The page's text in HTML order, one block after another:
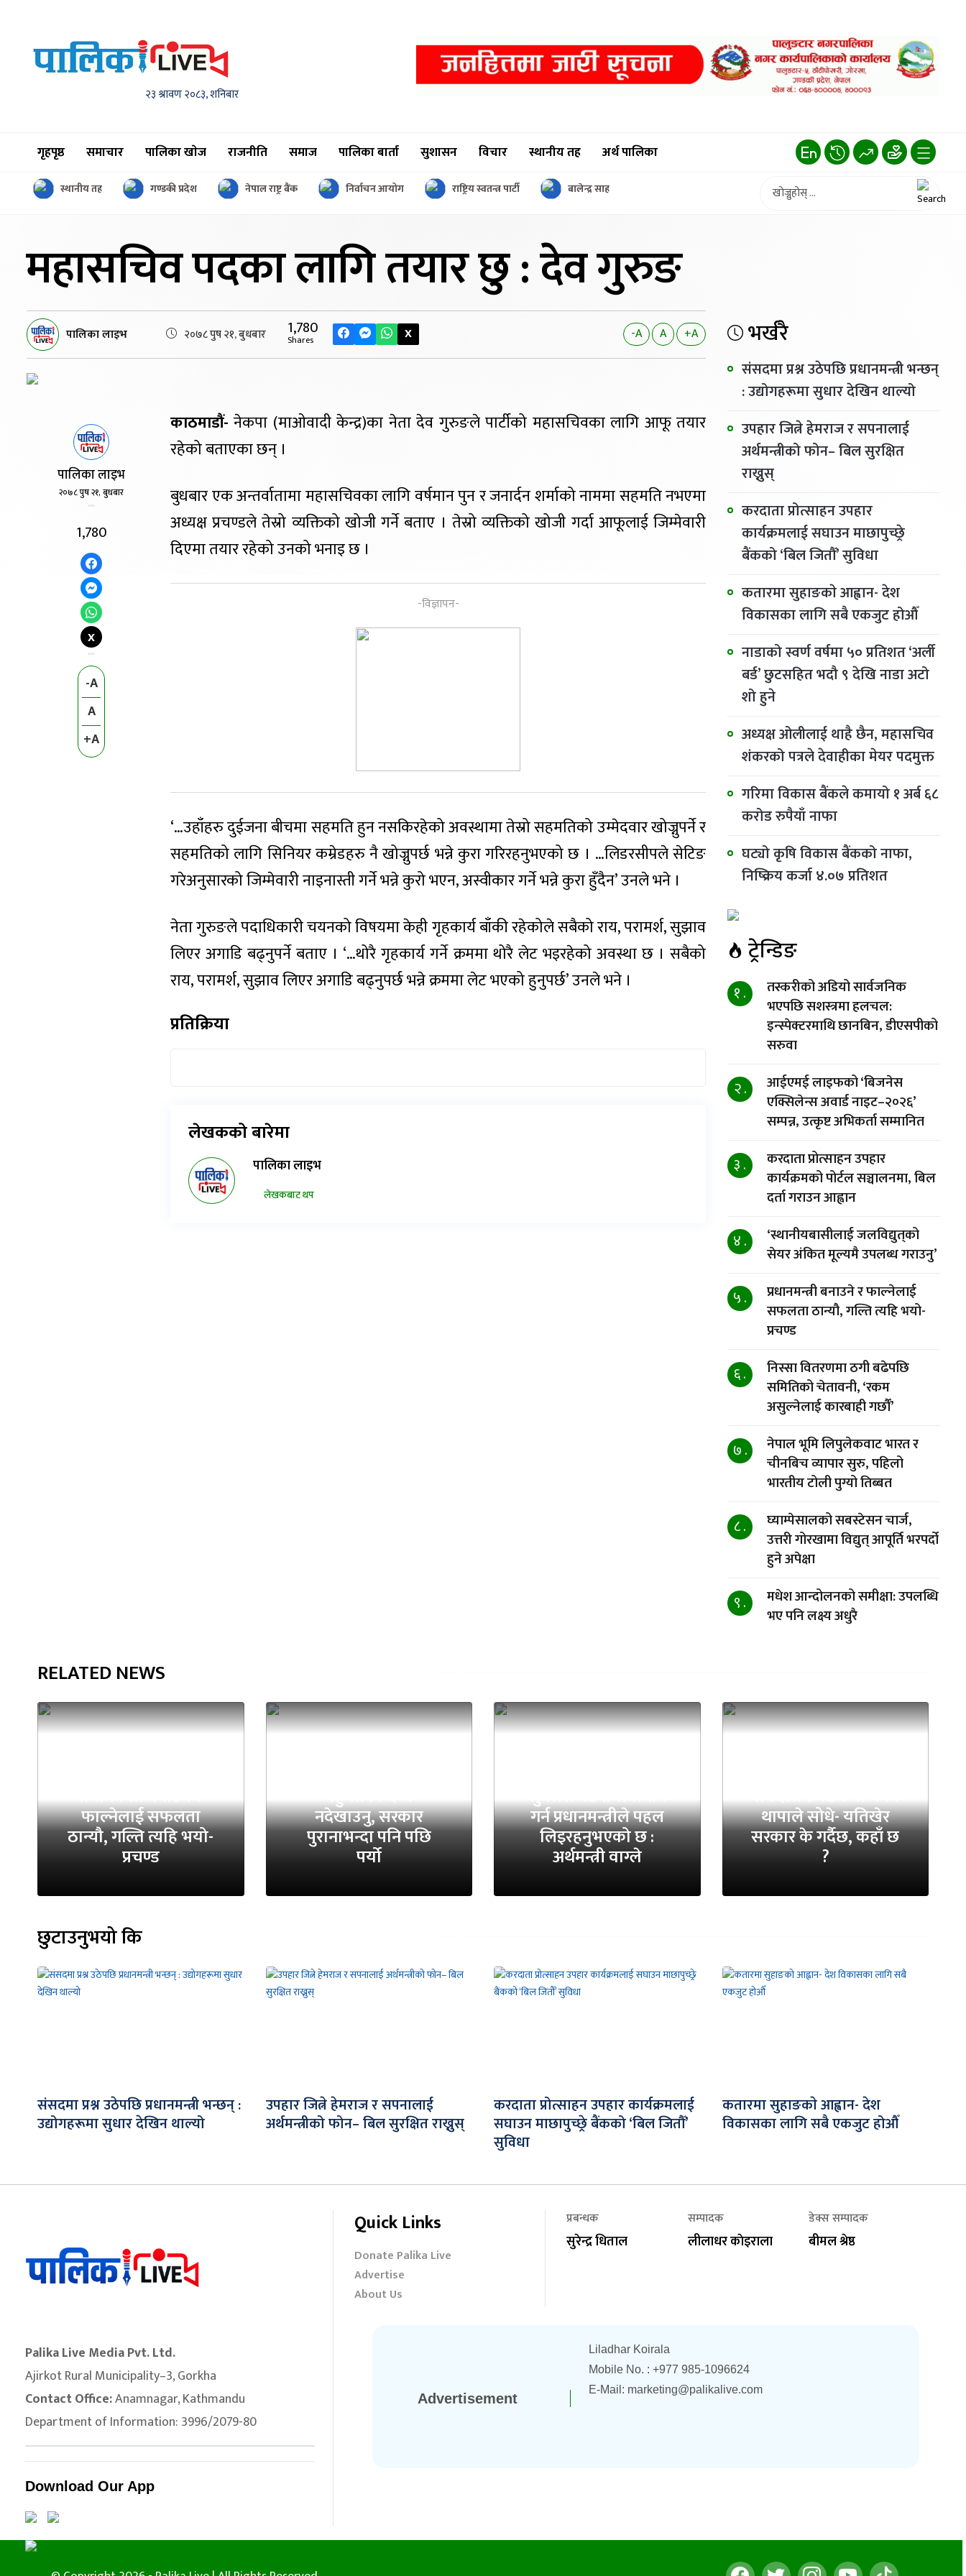
२३ श्रावण २०८३, शनिबार
गृहपृष्ठ समाचार पालिका खाेज राजनीति समाज पालिका बार्ता सुशासन विचार स्थानीय तह अर्थ पालिका
स्थानीय तह गण्डकी प्रदेश नेपाल राष्ट्र बैंक निर्वाचन आयोग राष्ट्रिय स्वतन्त्र पार्टी बालेन्द्र साह
महासचिव पदका लागितयार छु : देव गुरुङ
पालिका लाइभ २०७८ पुष २१, बुधबार 1,780
Shares X -A A +A
पालिका लाइभ
२०७८ पुष २१, बुधबार
1,780
X
-A
A
+A
काठमाडौं- नेकपा (माओवादी केन्द्र)का नेता देव गुरुङले पार्टीको महासचिवका लागि आफू तयार
रहेको बताएका छन् ।
बुधबार एक अन्तर्वातामा महासचिवका लागि वर्षमान पुन र जनार्दन शर्माको नाममा सहमति नभएमा
अध्यक्ष प्रचण्डले तेस्रो व्यक्तिको खोजी गर्ने बताए । तेस्रो व्यक्तिको खोजी गर्दा आफूलाई जिम्मेवारी
दिएमा तयार रहेको उनको भनाइ छ ।
‘…उहाँहरु दुईजना बीचमा सहमति हुन नसकिरहेको अवस्थामा तेस्रो सहमतिको उम्मेदवार खोज्नुपर्ने र
सहमतिको लागि सिनियर कम्रेडहरु नै खोज्नुपर्छ भन्ने कुरा गरिरहनुभएको छ । …लिडरसीपले सेटिङ
गरेअनुसारको जिम्मेवारी नाइनास्ती गर्ने भन्ने कुरो भएन, अस्वीकार गर्ने भन्ने कुरा हुँदैन’ उनले भने ।
नेता गुरुङले पदाधिकारी चयनको विषयमा केही गृहकार्य बाँकी रहेकोले सबैको राय, परामर्श, सुझाव
लिएर अगाडि बढ्नुपर्ने बताए । ‘…थोरै गृहकार्य गर्ने क्रममा थोरै लेट भइरहेको अवस्था छ । सबैको
राय, परामर्श, सुझाव लिएर अगाडि बढ्नुपर्छ भन्ने क्रममा लेट भएको हुनुपर्छ’ उनले भने ।
प्रतिक्रिया
लेखकको बारेमा
पालिका लाइभ
लेखकबाट थप
भर्खरै
संसदमा प्रश्न उठेपछि प्रधानमन्त्री भन्छन्
: उद्योगहरूमा सुधार देखिन थाल्यो
उपहार जित्ने हेमराज र सपनालाई
अर्थमन्त्रीको फोन– बिल सुरक्षित
राख्नुस्
करदाता प्रोत्साहन उपहार
कार्यक्रमलाई सघाउन माछापुच्छ्रे
बैंकको ‘बिल जितौँ’ सुविधा
कतारमा सुहाङकाे आह्वान- देश
विकासका लागि सबै एकजुट होऔँ
नाडाको स्वर्ण वर्षमा ५० प्रतिशत ‘अर्ली
बर्ड’ छुटसहित भदौ ९ देखि नाडा अटो
शो हुने
अध्यक्ष ओलीलाई थाहै छैन, महासचिव
शंकरको पत्रले देवाहीका मेयर पदमुक्त
गरिमा विकास बैंकले कमायो १ अर्ब ६८
करोड रुपैयाँ नाफा
घट्यो कृषि विकास बैंकको नाफा,
निष्क्रिय कर्जा ४.०७ प्रतिशत
ट्रेन्डिङ
१ .
तस्करीको अडियो सार्वजनिक
भएपछि सशस्त्रमा हलचल:
इन्स्पेक्टरमाथि छानबिन, डीएसपीको
सरुवा
२ .
आईएमई लाइफको ‘बिजनेस
एक्सिलेन्स अवार्ड नाइट–२०२६’
सम्पन्न, उत्कृष्ट अभिकर्ता सम्मानित
३ .
करदाता प्रोत्साहन उपहार
कार्यक्रमको पोर्टल सञ्चालनमा, बिल
दर्ता गराउन आह्वान
४ .
‘स्थानीयबासीलाई जलविद्युत्‌को
सेयर अंकित मूल्यमै उपलब्ध गराउनु’
५ .
प्रधानमन्त्री बनाउने र फाल्नेलाई
सफलता ठान्यौ, गल्ति त्यहि भयो-
प्रचण्ड
६ .
निस्सा वितरणमा ठगी बढेपछि
समितिको चेतावनी, ‘रकम
असुल्नेलाई कारबाही गर्छाैं’
७ .
नेपाल भूमि लिपुलेकवाट भारत र
चीनबिच व्यापार सुरु, पहिलो
भारतीय टोली पुग्यो तिब्बत
८ .
घ्याम्पेसालको सबस्टेसन चार्ज,
उत्तरी गोरखामा विद्युत् आपूर्ति भरपर्दो
हुने अपेक्षा
९ .
मधेश आन्दोलनको समीक्षा: उपलब्धि
भए पनि लक्ष्य अधुरै
RELATED NEWS
प्रधानमन्त्री बनाउने र
फाल्नेलाई सफलता
ठान्यौ, गल्ति त्यहि भयो-
प्रचण्ड
बहुमतको दम्भ
नदेखाउनु, सरकार
पुरानाभन्दा पनि पछि
पर्यो
सुनसरी घटना समाधान
गर्न प्रधानमन्त्रीले पहल
लिइरहनुभएको छ :
अर्थमन्त्री वाग्ले
सर्वदलीय बैठकमा गगन
थापाले सोधे- यतिखेर
सरकार के गर्दैछ, कहाँ छ
?
छुटाउनुभयो कि
संसदमा प्रश्न उठेपछि प्रधानमन्त्री भन्छन् :
उद्योगहरूमा सुधार देखिन थाल्यो
उपहार जित्ने हेमराज र सपनालाई
अर्थमन्त्रीको फोन– बिल सुरक्षित राख्नुस्
करदाता प्रोत्साहन उपहार कार्यक्रमलाई
सघाउन माछापुच्छ्रे बैंकको ‘बिल जितौँ’
सुविधा
कतारमा सुहाङकाे आह्वान- देश
विकासका लागि सबै एकजुट होऔँ
Palika Live Media Pvt. Ltd.
Ajirkot Rural Municipality–3, Gorkha
Contact Office:Anamnagar, Kathmandu
Department of Information: 3996/2079-80
Download Our App
Quick Links
Donate Palika Live
Advertise
About Us
प्रबन्धक
सुरेन्द्र धिताल
सम्पादक
लीलाधर काेइराला
डेक्स सम्पादक
बीमल श्रेष्ठ
Advertisement
Liladhar Koirala
Mobile No. : +977 985-1096624
E-Mail: marketing@palikalive.com